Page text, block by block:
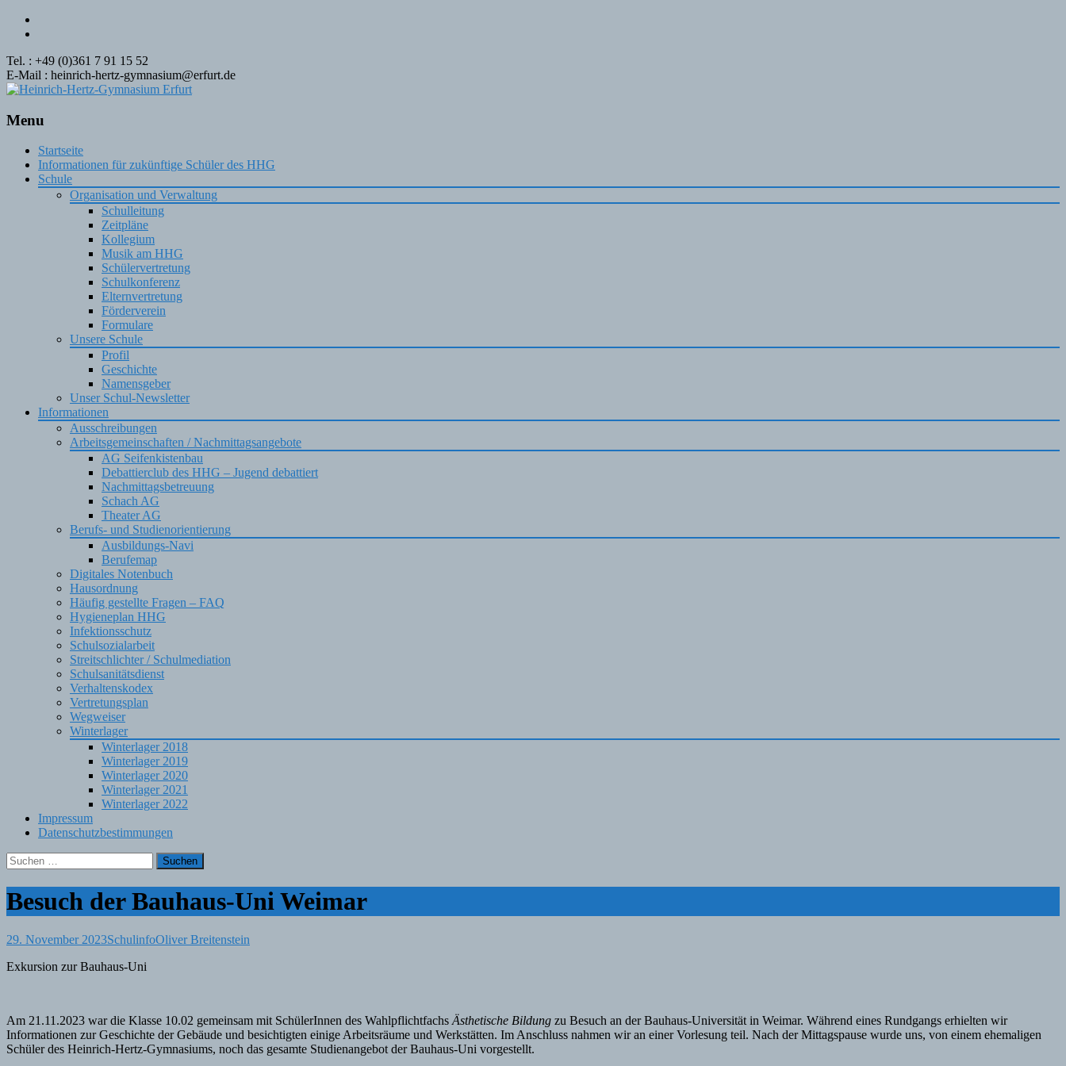
Tel. : +49 (0)361 7 91 15 52
E-Mail : heinrich-hertz-gymnasium@erfurt.de
Menu
Skip
content
Startseite
Informationen für zukünftige Schüler des HHG
Schule
Organisation und Verwaltung
Schulleitung
Zeitpläne
Kollegium
Musik am HHG
Schülervertretung
Schulkonferenz
Elternvertretung
Förderverein
Formulare
Unsere Schule
Profil
Geschichte
Namensgeber
Unser Schul-Newsletter
Informationen
Ausschreibungen
Arbeitsgemeinschaften / Nachmittagsangebote
AG Seifenkistenbau
Debattierclub des HHG – Jugend debattiert
Nachmittagsbetreuung
Schach AG
Theater AG
Berufs- und Studienorientierung
Ausbildungs-Navi
Berufemap
Digitales Notenbuch
Hausordnung
Häufig gestellte Fragen – FAQ
Hygieneplan HHG
Infektionsschutz
Schulsozialarbeit
Streitschlichter / Schulmediation
Schulsanitätsdienst
Verhaltenskodex
Vertretungsplan
Wegweiser
Winterlager
Winterlager 2018
Winterlager 2019
Winterlager 2020
Winterlager 2021
Winterlager 2022
Impressum
Datenschutzbestimmungen
Suchen
nach:
Besuch der Bauhaus-Uni Weimar
29. November 2023SchulinfoOliver Breitenstein
Exkursion zur Bauhaus-Uni
Am 21.11.2023 war die Klasse 10.02 gemeinsam mit SchülerInnen des Wahlpflichtfachs Ästhetische Bildung zu Besuch an der Bauhaus-Universität in Weimar. Während eines Rundgangs erhielten wir
Informationen zur Geschichte der Gebäude und besichtigten einige Arbeitsräume und Werkstätten. Im Anschluss nahmen wir an einer Vorlesung teil. Nach der Mittagspause wurde uns, von einem ehemaligen
Schüler des Heinrich-Hertz-Gymnasiums, noch das gesamte Studienangebot der Bauhaus-Uni vorgestellt.